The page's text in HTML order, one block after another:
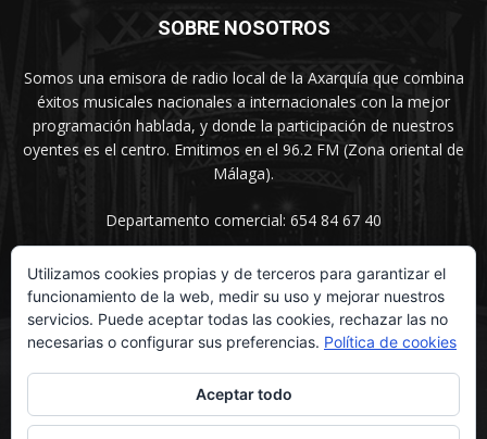
SOBRE NOSOTROS
Somos una emisora de radio local de la Axarquía que combina
éxitos musicales nacionales a internacionales con la mejor
programación hablada, y donde la participación de nuestros
oyentes es el centro. Emitimos en el 96.2 FM (Zona oriental de
Málaga).
Departamento comercial: 654 84 67 40
SÍGUENOS
Utilizamos cookies propias y de terceros para garantizar el
funcionamiento de la web, medir su uso y mejorar nuestros
servicios. Puede aceptar todas las cookies, rechazar las no
necesarias o configurar sus preferencias. Política de cookies
Aceptar todo